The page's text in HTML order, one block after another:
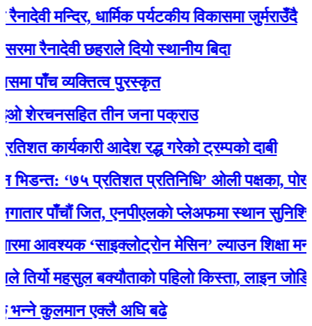
धार्मिक पर्यटकीय विकासमा जुर्मराउँदै
छहराले दियो स्थानीय बिदा
व्यक्तित्व पुरस्कृत
तीन जना पक्राउ
आदेश रद्ध गरेको ट्रम्पको दाबी
‘७५ प्रतिशत प्रतिनिधि’ ओली पक्षका,
पाँचौं जित, एनपीएलकाे प्लेअफमा स्थान सुनिश्चित
‘साइक्लोट्रोन मेसिन’ ल्याउन शिक्षा
महसुल बक्यौताको पहिलो किस्ता, लाइन जोडियो
एक्लै अघि बढे